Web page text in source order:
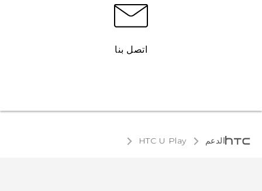
اتصل بنا
الدعم HTC U Play‎